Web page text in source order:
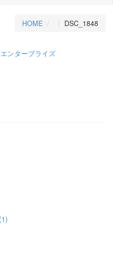
HOME DSC_1848
ンタープライズ